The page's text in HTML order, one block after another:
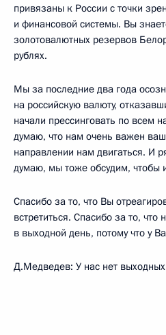
привязаны к России с точки
и финансовой системы. Вы
золотовалютных резервов
рублях.
Мы за последние два года
на российскую валюту,
начали прессинговать по всем
думаю, что нам очень важен
направлении нам двигаться. И
думаю, мы тоже обсудим, чтобы
Спасибо за то, что Вы
встретиться. Спасибо за то,
в выходной день, потому что у
Д.Медведев: У нас нет